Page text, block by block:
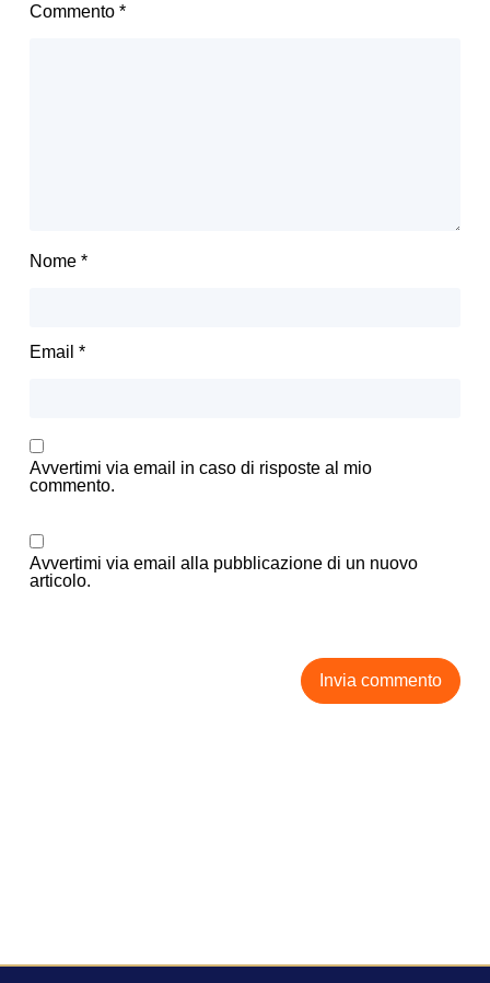
Commento *
Nome *
Email *
Avvertimi via email in caso di risposte al mio
commento.
Avvertimi via email alla pubblicazione di un nuovo
articolo.